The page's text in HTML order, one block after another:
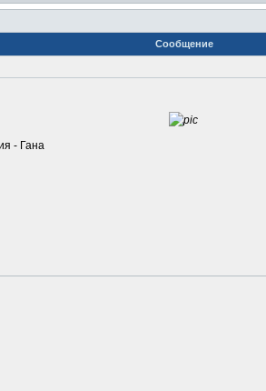
Сообщение
- Гана